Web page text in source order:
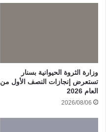
وزارة الثروة الحيوانية بسنار
تستعرض إنجازات النصف الأول من
العام 2026
2026/08/06